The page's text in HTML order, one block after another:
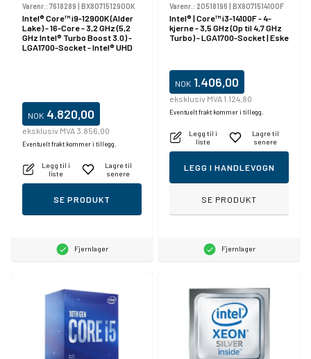
Varenr.: 7618289 | BX8071512900K
Intel® Core™ i9-12900K (Alder
Lake) - 16-Core - 3,2 GHz (5,2
GHz Intel® Turbo Boost 3.0) -
LGA1700-Socket - Intel® UHD
NOK 4.820,00
eksklusiv MVA 3.856,00
Eventuelt frakt kommer i tillegg.
Legg til i
liste
Lagre til
senere
SE PRODUKT
Fjernlager
Varenr.: 20518196 | BX8071514100F
Intel® | Core™ i3-14100F - 4-
kjerne - 3,5 GHz (Op til 4,7 GHz
Turbo) - LGA1700-Socket | Eske
NOK 1.406,00
eksklusiv MVA 1.124,80
Eventuelt frakt kommer i tillegg.
Legg til i
liste
Lagre til
senere
LEGG I HANDLEVOGN
SE PRODUKT
Fjernlager